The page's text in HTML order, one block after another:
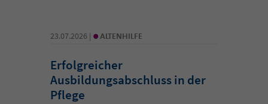
23.07.2026 | •ALTENHILFE
Erfolgreicher
Ausbildungsabschluss in der
Pflege